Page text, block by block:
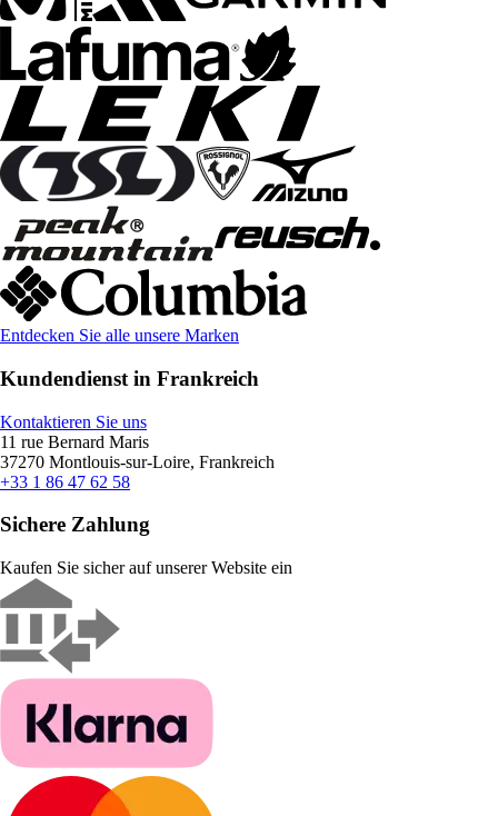
Entdecken Sie alle unsere Marken
Kundendienst in Frankreich
Kontaktieren Sie uns
11 rue Bernard Maris
37270 Montlouis-sur-Loire, Frankreich
+33 1 86 47 62 58
Sichere Zahlung
Kaufen Sie sicher auf unserer Website ein